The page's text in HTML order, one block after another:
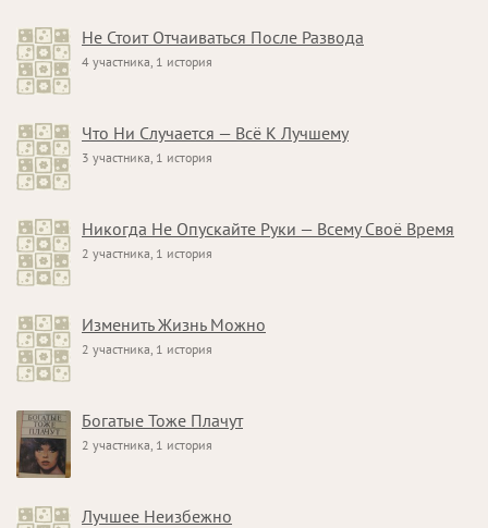
Не Стоит Отчаиваться После Развода
4 участника, 1 история
Что Ни Случается — Всё К Лучшему
3 участника, 1 история
Никогда Не Опускайте Руки — Всему Своё Время
2 участника, 1 история
Изменить Жизнь Можно
2 участника, 1 история
Богатые Тоже Плачут
2 участника, 1 история
Лучшее Неизбежно